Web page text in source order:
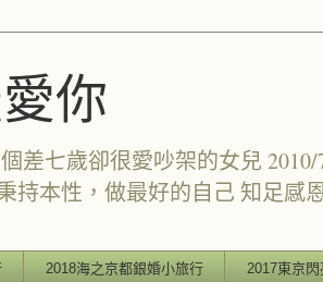
你
差七歲卻很愛吵架的女兒
持本性，做最好的自己 知足感
2018海之京都銀婚小旅行 2017東京